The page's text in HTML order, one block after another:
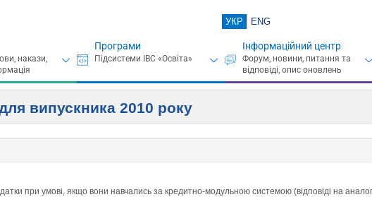
УКР ENG
Програми Інформаційний центр
випускника 2010 року
при умові, якщо вони навчались за кредитно-модульною системою (відповіді на